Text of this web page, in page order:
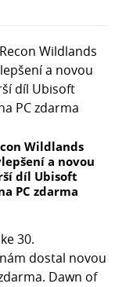
(přepínání
Wildlands
a novou
díl Ubisoft
PC zdarma